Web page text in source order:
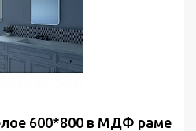
600*800 в МДФ раме